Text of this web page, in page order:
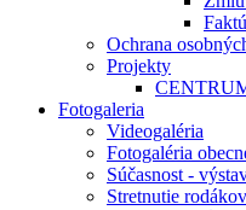
Ochrana
Projekty
Fotogaleria
Videogaléria
Fotogaléria
Súčasnost -
Stretnutie rodákov